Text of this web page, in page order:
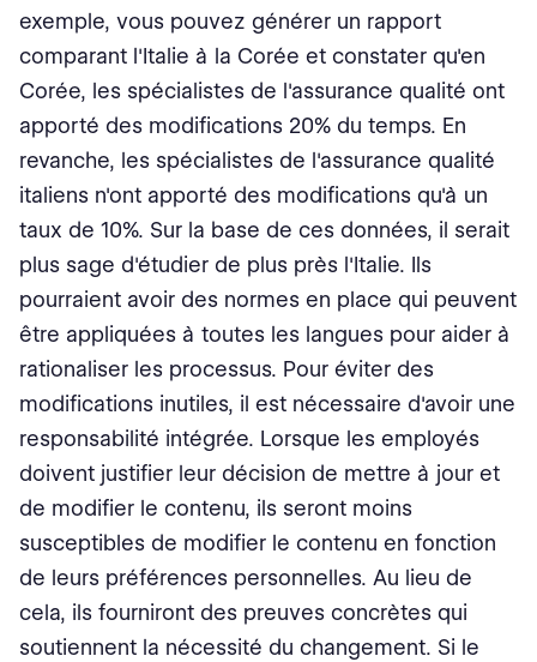
exemple, vous pouvez générer un rapport
comparant l'Italie à la Corée et constater qu'en
Corée, les spécialistes de l'assurance qualité ont
apporté des modifications 20% du temps. En
revanche, les spécialistes de l'assurance qualité
italiens n'ont apporté des modifications qu'à un
taux de 10%. Sur la base de ces données, il serait
plus sage d'étudier de plus près l'Italie. Ils
pourraient avoir des normes en place qui peuvent
être appliquées à toutes les langues pour aider à
rationaliser les processus. Pour éviter des
modifications inutiles, il est nécessaire d'avoir une
responsabilité intégrée. Lorsque les employés
doivent justifier leur décision de mettre à jour et
de modifier le contenu, ils seront moins
susceptibles de modifier le contenu en fonction
de leurs préférences personnelles. Au lieu de
cela, ils fourniront des preuves concrètes qui
soutiennent la nécessité du changement. Si le